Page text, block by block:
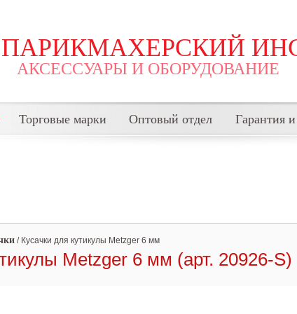
ПАРИКМАХЕРСКИЙ
АКСЕССУАРЫ И ОБОРУДОВАНИЕ
Торговые марки Оптовый отдел Гарантия
/ Кусачки для кутикулы Metzger 6 мм
Metzger 6 мм (арт. 20926-S)